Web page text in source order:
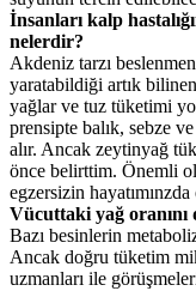
İnsanları kalp
nelerdir?
Akdeniz tarzı
yaratabildiği artık
yağlar ve tuz tüketimi
prensipte balık, sebze
alır. Ancak zeytinyağ
önce belirttim. Önemli
egzersizin
Vücuttaki yağ oranını
Bazı besinlerin
Ancak doğru tüketim
uzmanları ile